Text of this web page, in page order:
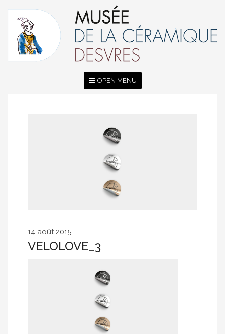
OPEN MENU
14 août 2015
VELOLOVE_3